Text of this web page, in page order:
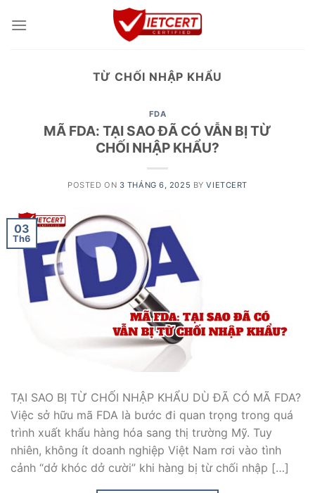
TỪ CHỐI NHẬP KHẨU
FDA
MÃ FDA: TẠI SAO ĐÃ CÓ VẪN BỊ TỪ
CHỐI NHẬP KHẨU?
POSTED ON 3 THÁNG 6, 2025 BYVIETCERT
03
Th6
TẠI SAO BỊ TỪ CHỐI NHẬP KHẨU DÙ ĐÃ CÓ MÃ FDA?
Việc sở hữu mã FDA là bước đi quan trọng trong quá
trình xuất khẩu hàng hóa sang thị trường Mỹ. Tuy
nhiên, không ít doanh nghiệp Việt Nam rơi vào tình
cảnh “dở khóc dở cười” khi hàng bị từ chối nhập […]